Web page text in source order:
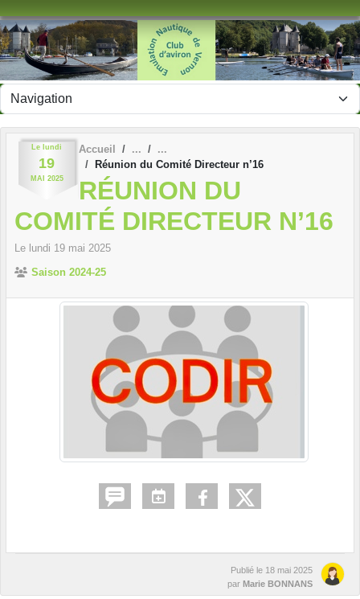
Le lundi
19
MAI 2025
Accueil
Réunion du Comité Directeur n’16
RÉUNION DU
COMITÉ DIRECTEUR N’16
Le lundi 19 mai 2025
Saison 2024-25
Publié le 18 mai 2025
par Marie BONNANS